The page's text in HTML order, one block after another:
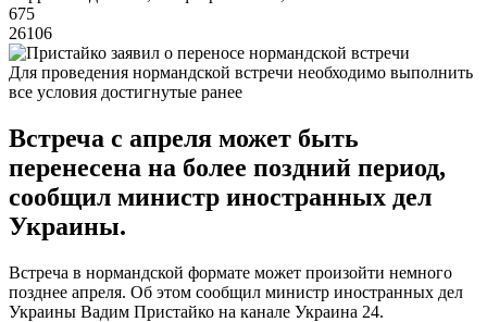
675
26106
Для проведения нормандской встречи необходимо выполнить
все условия достигнутые ранее
Встреча с апреля может быть
перенесена на более поздний период,
сообщил министр иностранных дел
Украины.
Встреча в нормандской формате может произойти немного
позднее апреля. Об этом сообщил министр иностранных дел
Украины Вадим Пристайко на канале Украина 24.